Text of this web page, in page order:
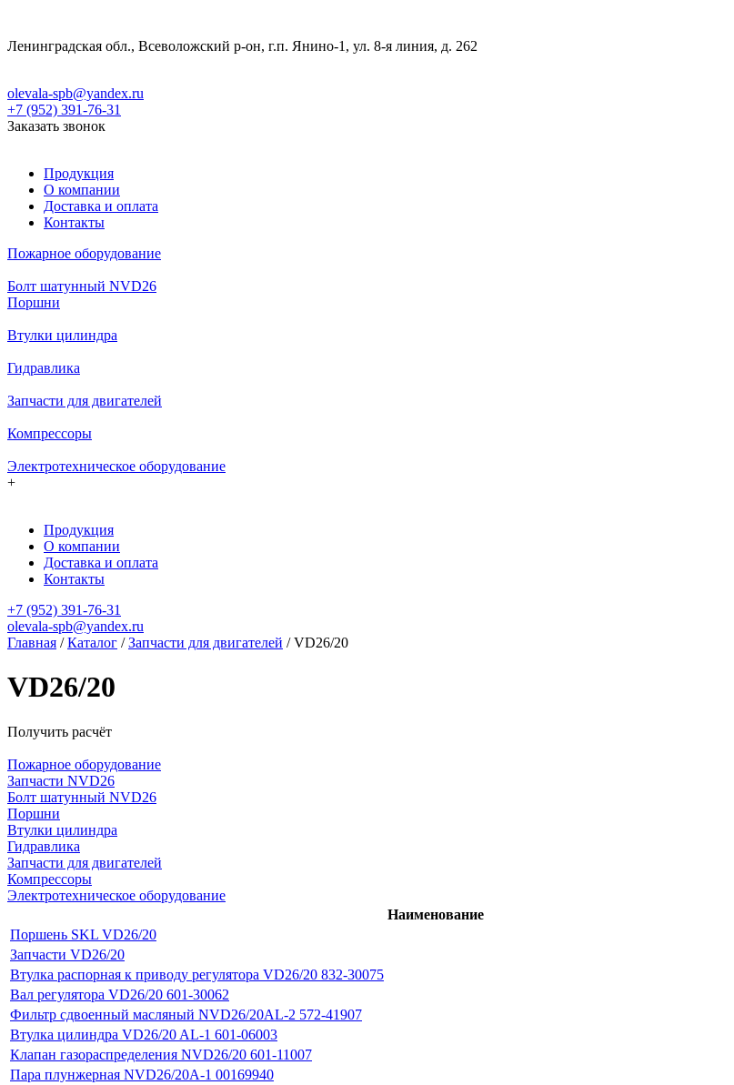
Ленинградская обл., Всеволожский р-он, г.п. Янино-1, ул. 8-я линия, д. 262
olevala-spb@yandex.ru
+7 (952) 391-76-31
Заказать звонок
Продукция
О компании
Доставка и оплата
Контакты
Пожарное оборудование
Болт шатунный NVD26
Поршни
Втулки цилиндра
Гидравлика
Запчасти для двигателей
Компрессоры
Электротехническое оборудование
+
Продукция
О компании
Доставка и оплата
Контакты
+7 (952) 391-76-31
olevala-spb@yandex.ru
Главная /Каталог /Запчасти для двигателей /VD26/20
VD26/20
Получить расчёт
Пожарное оборудование
Запчасти NVD26
Болт шатунный NVD26
Поршни
Втулки цилиндра
Гидравлика
Запчасти для двигателей
Компрессоры
Электротехническое оборудование
Наименование
Поршень SKL VD26/20
Запчасти VD26/20
Втулка распорная к приводу регулятора VD26/20 832-30075
Вал регулятора VD26/20 601-30062
Фильтр сдвоенный масляный NVD26/20AL-2 572-41907
Втулка цилиндра VD26/20 AL-1 601-06003
Клапан газораспределения NVD26/20 601-11007
Пара плунжерная NVD26/20A-1 00169940